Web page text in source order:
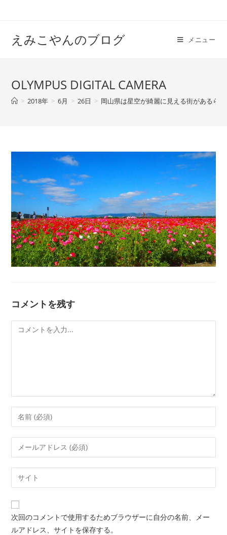
えみこやんのブログ メニュー
OLYMPUS DIGITAL CAMERA
> 2018年 > 6月 > 26日 > 岡山県は星空が綺麗に見える街があるら
コメントを残す
次回のコメントで使用するためブラウザーに自分の名前、メー
ルアドレス、サイトを保存する。